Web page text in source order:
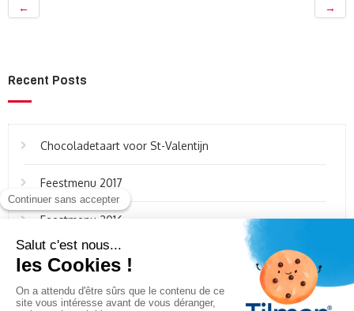
← →
Recent Posts
Chocoladetaart voor St-Valentijn
Feestmenu 2017
Feestmenu 2016
Taart van butternut en feta
Kabeljauw in papillot met citrusvruchten